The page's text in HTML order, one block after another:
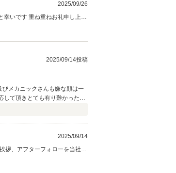
2025/09/26
幸いです 重ね重ねお礼申し上げ
2025/09/14投稿
メカニックさんも嫌な顔は一
して頂きとても有り難かったで
2025/09/14